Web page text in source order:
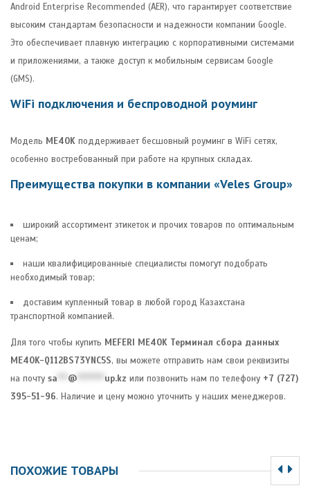
Android Enterprise Recommended (AER), что гарантирует соответствие
высоким стандартам безопасности и надежности компании Google.
Это обеспечивает плавную интеграцию с корпоративными системами
и приложениями, а также доступ к мобильным сервисам Google
(GMS).
WiFi подключения и беспроводной роуминг
Модель ME40K поддерживает бесшовный роуминг в WiFi сетях,
особенно востребованный при работе на крупных складах.
Преимущества покупки в компании «Veles Group»
широкий ассортимент этикеток и прочих товаров по оптимальным
ценам;
наши квалифицированные специалисты помогут подобрать
необходимый товар;
доставим купленный товар в любой город Казахстана
транспортной компанией.
Для того чтобы купить MEFERI ME40K Терминал сбора данных
ME40K-Q112BS73YNC5S, вы можете отправить нам свои реквизиты
на почту sa @ ******** up.kz или позвонить нам по телефону +7 (727)
395-51-96. Наличие и цену можно уточнить у наших менеджеров.
ПОХОЖИЕ ТОВАРЫ